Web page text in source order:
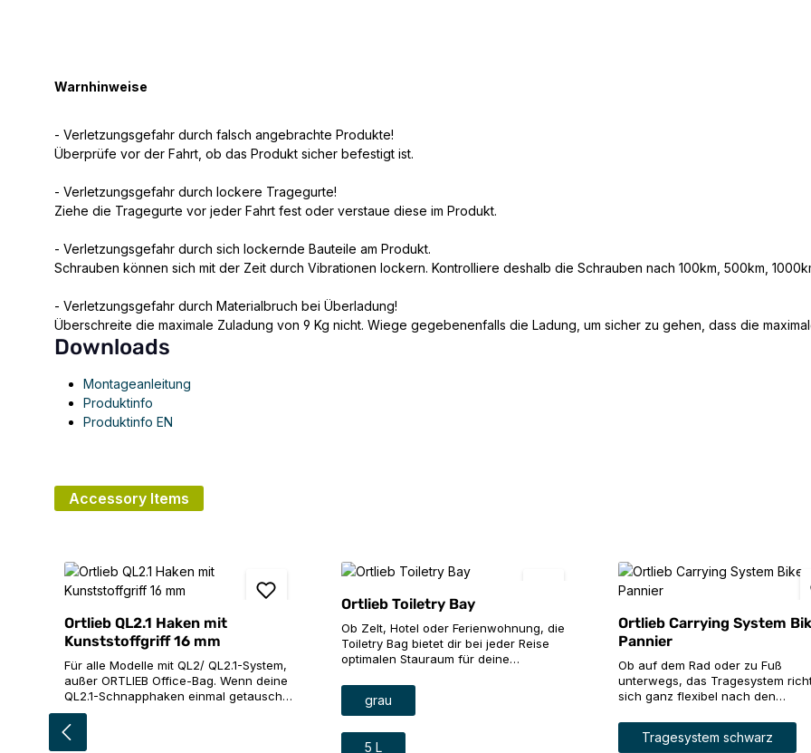
Warnhinweise
- Verletzungsgefahr durch falsch angebrachte Produkte!
Überprüfe vor der Fahrt, ob das Produkt sicher befestigt ist.
- Verletzungsgefahr durch lockere Tragegurte!
Ziehe die Tragegurte vor jeder Fahrt fest oder verstaue diese im Produkt.
- Verletzungsgefahr durch sich lockernde Bauteile am Produkt.
Schrauben können sich mit der Zeit durch Vibrationen lockern. Kontrolliere deshalb die Schrauben nach 100km, 500km,
- Verletzungsgefahr durch Materialbruch bei Überladung!
Überschreite die maximale Zuladung von 9 Kg nicht. Wiege gegebenenfalls die Ladung, um sicher zu gehen, dass die
Downloads
Montageanleitung
Produktinfo
Produktinfo EN
Accessory Items
Ortlieb QL2.1 Haken mit
Kunststoffgriff 16 mm
Für alle Modelle mit QL2/ QL2.1-System,
außer ORTLIEB Office-Bag. Wenn deine
QL2.1-Schnapphaken einmal getauscht
werden müssen, kein Problem.Mit dem
QL2.1-Hakensatz inklusive
Kunststoffgriff kannst du die kaputten
Ortlieb Toiletry Bay
Ob Zelt, Hotel oder Ferienwohnung, die
Toiletry Bag bietet dir bei jeder Reise
optimalen Stauraum für deine
Schaumpolsterung stabilisiert die
praktische Kulturtasche und schützt
das Innere gleichzeitig vor Druck von
außen. Neben einem großen Hauptfach
Farbe
grau
Größe
5 L
Ortlieb Carrying System
Pannier
Ob auf dem Rad oder zu Fuß
unterwegs, das Tragesystem
sich ganz flexibel nach den
verwandelt die Radtasche im
Handumdrehen in einen bequem
Farbeauswählen
Tragesystem schwarz